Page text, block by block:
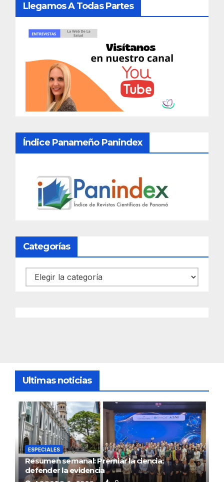
Llegamos A Todas Partes
Índice Panameño Panindex
Categorías
Categorías
Ultimas noticias
ESPECIALES
Resumen semanal: Premiar la ciencia;
defender la evidencia